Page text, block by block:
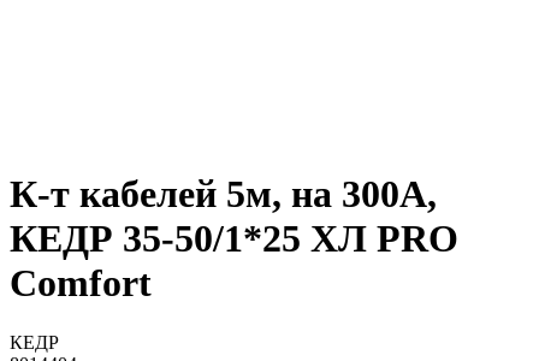
К-т кабелей 5м, на 300А,
КЕДР 35-50/1*25 ХЛ PRO
Comfort
КЕДР